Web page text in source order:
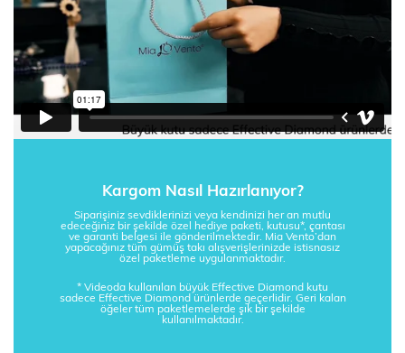
Kargom Nasıl Hazırlanıyor?
Siparişiniz sevdiklerinizi veya kendinizi her an mutlu
edeceğiniz bir şekilde özel hediye paketi, kutusu*, çantası
ve garanti belgesi ile gönderilmektedir. Mia Vento’dan
yapacağınız tüm gümüş takı alışverişlerinizde istisnasız
özel paketleme uygulanmaktadır.
* Videoda kullanılan büyük Effective Diamond kutu
sadece Effective Diamond ürünlerde geçerlidir. Geri kalan
öğeler tüm paketlemelerde şık bir şekilde
kullanılmaktadır.